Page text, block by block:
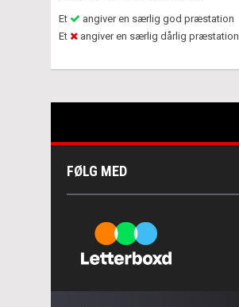
Et
angiver en særlig god præstation
Et
angiver en særlig dårlig præstation
FØLG MED